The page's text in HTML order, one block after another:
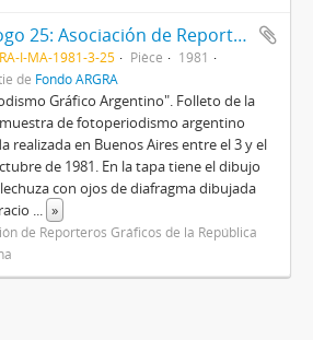
Catálogo 25: Asociación de Reporteros Gráficos de la República Argentina
I-MA-1981-3-25 Pièce
1981
de Fondo ARGRA
Gráfico Argentino". Folleto de la
de fotoperiodismo argentino
realizada en Buenos Aires entre el 3 y el
de 1981. En la tapa tiene el dibujo
con ojos de diafragma dibujada
... »
de Reporteros Gráficos de la República